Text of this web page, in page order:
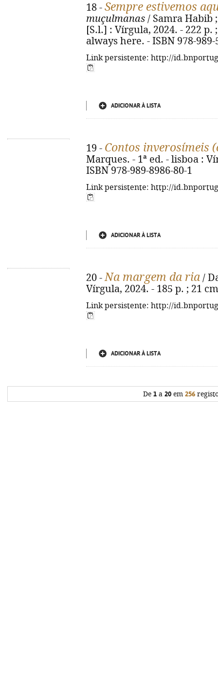
18 - Sempre estivemos
muçulmanas / Samra Habib
[S.l.] : Vírgula, 2024. - 222
always here. - ISBN 978-989-
Link persistente: http://
ADICIONAR À LISTA
19 - Contos inverosímeis
Marques. - 1ª ed. - lisboa :
ISBN 978-989-8986-80-1
Link persistente: http://
ADICIONAR À LISTA
20 -Na margem da ria /
Vírgula, 2024. - 185 p. ; 21
Link persistente: http://
ADICIONAR À LISTA
De 1 a 20 em 256